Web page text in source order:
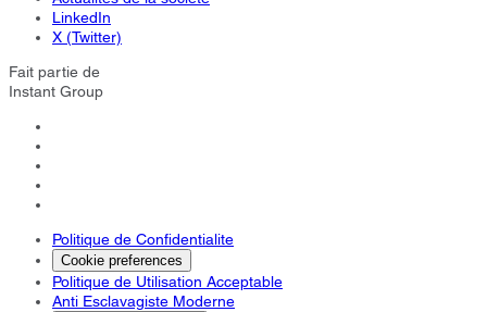
LinkedIn
X (Twitter)
Fait partie de
Instant Group
Politique de Confidentialite
Cookie preferences
Politique de Utilisation Acceptable
Anti Esclavagiste Moderne